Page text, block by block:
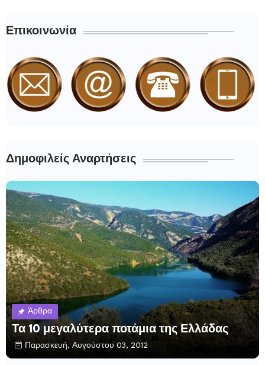
Επικοινωνία
Δημοφιλείς Αναρτήσεις
Άρθρα
Τα 10 μεγαλύτερα ποτάμια της Ελλάδας
Παρασκευή, Αυγούστου 03, 2012